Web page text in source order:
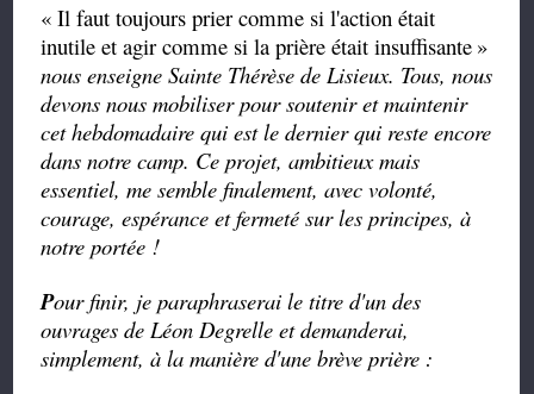
« Il faut toujours prier comme si l'action était
inutile et agir comme si la prière était insuffisante »
nous enseigne Sainte Thérèse de Lisieux. Tous, nous
devons nous mobiliser pour soutenir et maintenir
cet hebdomadaire qui est le dernier qui reste encore
dans notre camp. Ce projet, ambitieux mais
essentiel, me semble finalement, avec volonté,
courage, espérance et fermeté sur les principes, à
notre portée !
Pour finir, je paraphraserai le titre d'un des
ouvrages de Léon Degrelle et demanderai,
simplement, à la manière d'une brève prière :